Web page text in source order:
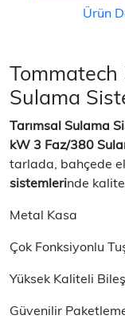
Ürün
Sulama
Tarımsal Sulama
kW 3 Faz/380
tarlada, bahçede
sistemlerinde
Metal Kasa
Çok Fonksiyonlu
Yüksek Kaliteli
Güvenilir